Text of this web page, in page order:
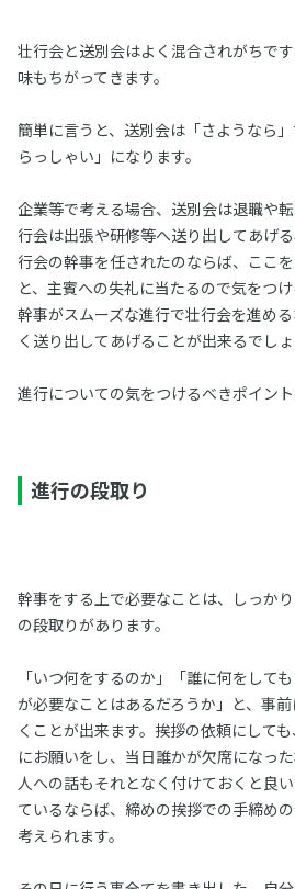
壮行会と送別会はよく混合されがちで
味もちがってきます。
簡単に言うと、送別会は「さようなら
らっしゃい」になります。
企業等で考える場合、送別会は退職や
行会は出張や研修等へ送り出してあげ
行会の幹事を任されたのならば、ここ
と、主賓への失礼に当たるので気をつけ
幹事がスムーズな進行で壮行会を進め
く送り出してあげることが出来るでしょ
進行についての気をつけるべきポイント
進行の段取り
幹事をする上で必要なことは、しっか
の段取りがあります。
「いつ何をするのか」「誰に何をして
が必要なことはあるだろうか」と、事
くことが出来ます。挨拶の依頼にして
にお願いをし、当日誰かが欠席になっ
人への話もそれとなく付けておくと良
ているならば、締めの挨拶での手締め
考えられます。